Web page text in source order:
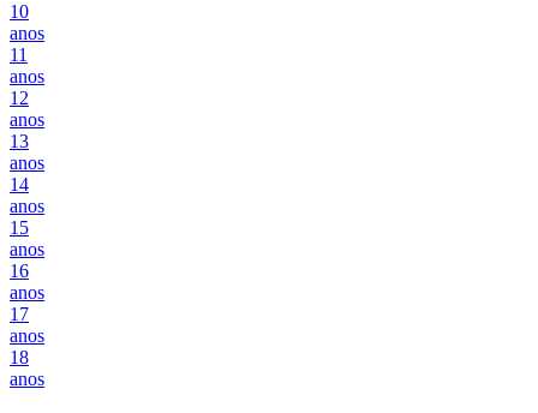
10
anos
11
anos
12
anos
13
anos
14
anos
15
anos
16
anos
17
anos
18
anos